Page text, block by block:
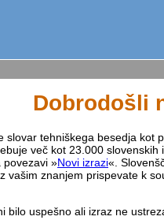
Dobrodošli
slovar tehniškega besedja kot
več kot 23.000
povezavi »Novi izrazi«.
vašim znanjem prispevate k
bilo uspešno ali izraz ne